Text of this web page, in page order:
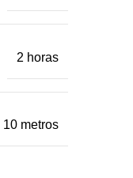
2 horas
10 metros